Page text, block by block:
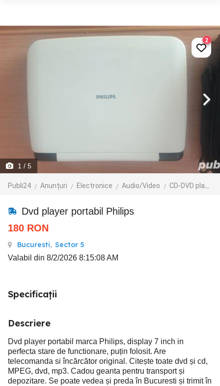
1 / 5
Publi24 Anunțuri Electronice Audio/Video CD-DVD playere
2
Dvd player portabil Philips
180 RON
Bucuresti, Sector 5
Valabil din 8/2/2026 8:15:08 AM
Specificații
Descriere
Dvd player portabil marca Philips, display 7 inch in
perfecta stare de functionare, puțin folosit. Are
telecomanda si încărcător original. Citește toate dvd și cd,
MPEG, dvd, mp3. Cadou geanta pentru transport și
depozitare. Se poate vedea și preda în Bucuresti și trimit în